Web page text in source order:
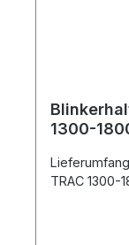
1300-
TRAC 1300-